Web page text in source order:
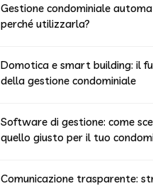
Gestione condominiale
perché utilizzarla?
Domotica e smart building: il
della gestione condominiale
Software di gestione: come
quello giusto per il tuo
Comunicazione trasparente: